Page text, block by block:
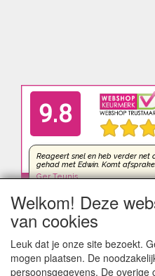
Welkom! Deze
van cookies
Leuk dat je onze site bezoekt.
mogen plaatsen. De
persoonsgegevens. De overige